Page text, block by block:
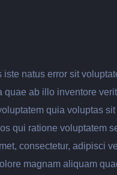
natus error sit
quae ab illo inventore
quia voluptas
qui ratione voluptatem
consectetur, adipisci
magnam aliquam